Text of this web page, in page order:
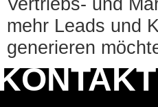
mehr Leads und
generieren